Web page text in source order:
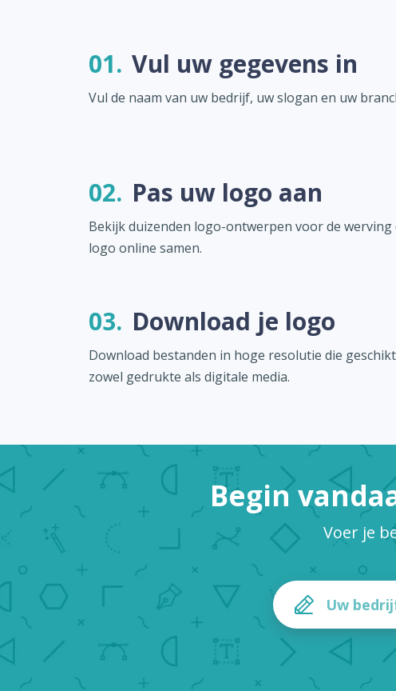
01. Vul uw gegevens in
Vul de naam van uw bedrijf, uw slogan en uw
02. Pas uw logo aan
Bekijk duizenden logo-ontwerpen voor de werving
logo online samen.
03. Download je logo
Download bestanden in hoge resolutie die
zowel gedrukte als digitale media.
Begin
Voer je